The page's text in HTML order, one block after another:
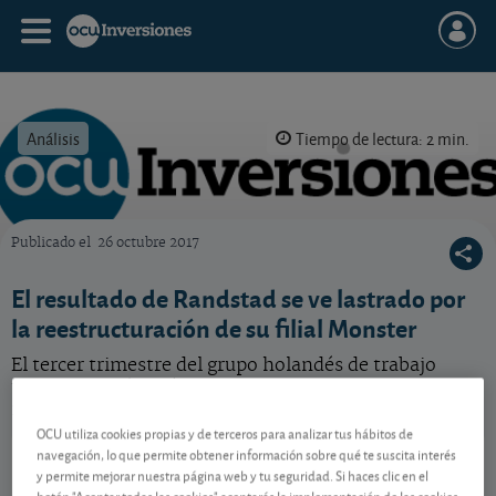
Análisis Tiempo de lectura: 2 min.
Publicado el 26 octubre 2017
El resultado de Randstad se ve lastrado por
la reestructuración de su filial Monster
El tercer trimestre del grupo holandés de trabajo
Randstad
NL0000379121
38,85 EUR
OCU utiliza cookies propias y de terceros para analizar tus hábitos de
navegación, lo que permite obtener información sobre qué te suscita interés
y permite mejorar nuestra página web y tu seguridad. Si haces clic en el